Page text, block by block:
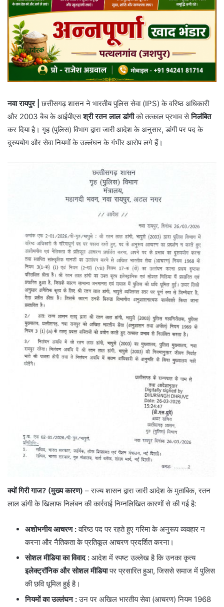
नवा रायपुर | छत्तीसगढ़ शासन ने भारतीय पुलिस सेवा (IPS) के वरिष्ठ अधिकारी
और 2003 बैच के आईपीएसश्री रतन लाल डांगीको तत्काल प्रभाव सेनिलंबित
कर दिया है। गृह (पुलिस) विभाग द्वारा जारी आदेश के अनुसार, डांगी पर पद के
दुरुपयोग और सेवा नियमों के उल्लंघन के गंभीर आरोप लगे हैं।
क्यों गिरी गाज? (मुख्य कारण) – राज्य शासन द्वारा जारी आदेश के मुताबिक, रतन
लाल डांगी के खिलाफ निलंबन की कार्रवाई निम्नलिखित कारणों से की गई है:
अशोभनीय आचरण :वरिष्ठ पद पर रहते हुए गरिमा के अनुरूप व्यवहार न
करना और नैतिकता के प्रतिकूल आचरण प्रदर्शित करना।
सोशल मीडिया का विवाद : आदेश में स्पष्ट उल्लेख है कि उनका कृत्य
इलेक्ट्रॉनिक और सोशल मीडियापर प्रसारित हुआ, जिससे समाज में पुलिस
की छवि धूमिल हुई है।
नियमों का उल्लंघन :उन पर अखिल भारतीय सेवा (आचरण) नियम 1968